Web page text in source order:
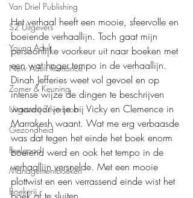
Van Driel Publishing
S2 Uitgevers
Young Adult
New Adult Romance
Zomer & Keuning
Uitgeverij Zilverbron
Gezondheid
Feelgood
Managementboeken
Boekerij
Het verhaal heeft een mooie, sfeervolle en
boeiende verhaallijn. Toch gaat mijn
persoonlijke voorkeur uit naar boeken met
een wat hoger tempo in de verhaallijn.
Dinah Jefferies weet vol gevoel en op
intense wijze de dingen te beschrijven
waardoor je je bij Vicky en Clemence in
Marrakesh waant. Wat me erg verbaasde
was dat tegen het einde het boek enorm
boeiend werd en ook het tempo in de
verhaallijn versnelde. Met een mooie
plottwist en een verrassend einde wist het